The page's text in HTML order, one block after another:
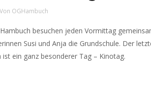
Von OGHambuch
besuchen jeden Vormittag
Susi und Anja die Grundschule. Der
ist ein ganz besonderer Tag – Kinotag.